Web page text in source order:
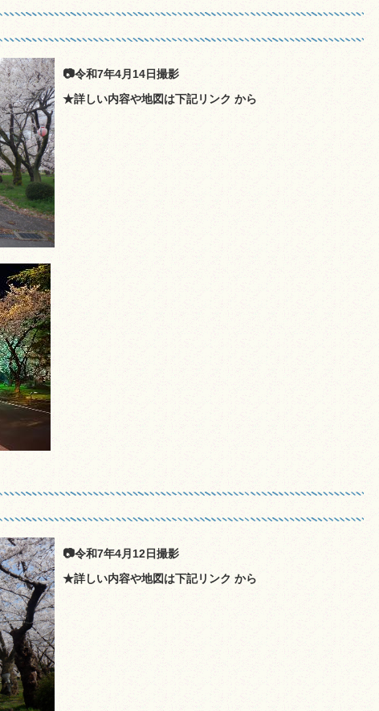
📷令和7年4月14日撮影
★詳しい内容や地図は下記リンク から
📷令和7年4月12日撮影
★詳しい内容や地図は下記リンク から